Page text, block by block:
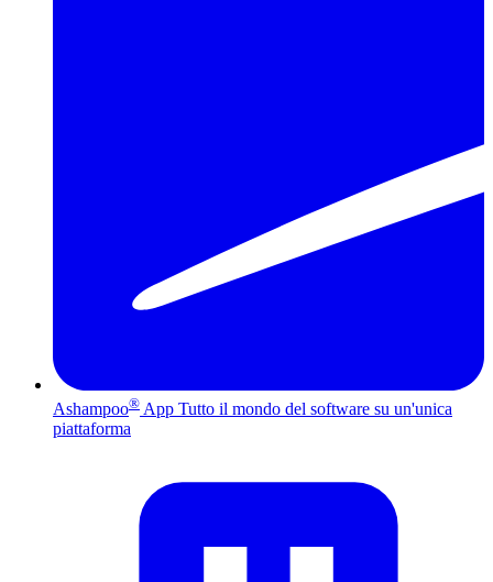
Ashampoo® App Tutto il mondo del software su un'unica
piattaforma